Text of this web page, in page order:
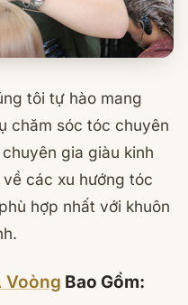
tôi tự hào mang
chăm sóc tóc chuyên
gia giàu kinh
các xu hướng tóc
hợp nhất với khuôn
Voòng Bao Gồm: